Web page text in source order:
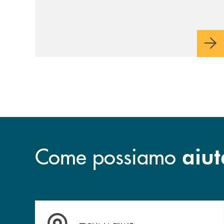
Come possiamo
Accedi all' elenco completo delle filiali .